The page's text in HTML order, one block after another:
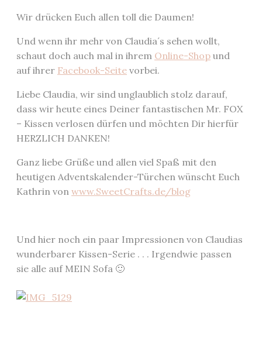
Wir drücken Euch allen toll die Daumen!
Und wenn ihr mehr von Claudia´s sehen wollt,
schaut doch auch mal in ihrem Online-Shop und
auf ihrer Facebook-Seite vorbei.
Liebe Claudia, wir sind unglaublich stolz darauf,
dass wir heute eines Deiner fantastischen Mr. FOX
– Kissen verlosen dürfen und möchten Dir hierfür
HERZLICH DANKEN!
Ganz liebe Grüße und allen viel Spaß mit den
heutigen Adventskalender-Türchen wünscht Euch
Kathrin von www.SweetCrafts.de/blog
Und hier noch ein paar Impressionen von Claudias
wunderbarer Kissen-Serie . . . Irgendwie passen
sie alle auf MEIN Sofa 🙂